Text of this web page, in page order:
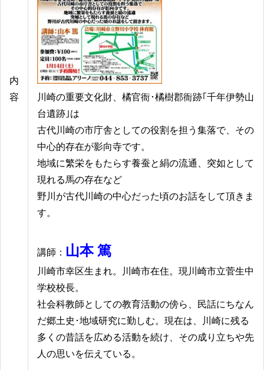
内
容
川崎の重要文化財、橘官衙･橘樹郡衙跡｢千年伊勢山
台遺跡｣は
古代川崎の市庁舎としての役割を担う集落で、その
中心的存在が影向寺です。
地域に繁栄をもたらす養蚕と絹の流通、突如として
現れる馬の存在など
野川が古代川崎の中心だった頃のお話をして頂きま
す。
講師： 山本 篤
川崎市幸区生まれ。川崎市在住。現川崎市立菅生中
学校校長。
社会科教師としての教育活動の傍ら、民話にちなん
だ郷土史･地域研究に勤しむ。現在は、川崎に残る
多くの昔話を広める活動を続け、その成り立ちや先
人の思いを伝えている。